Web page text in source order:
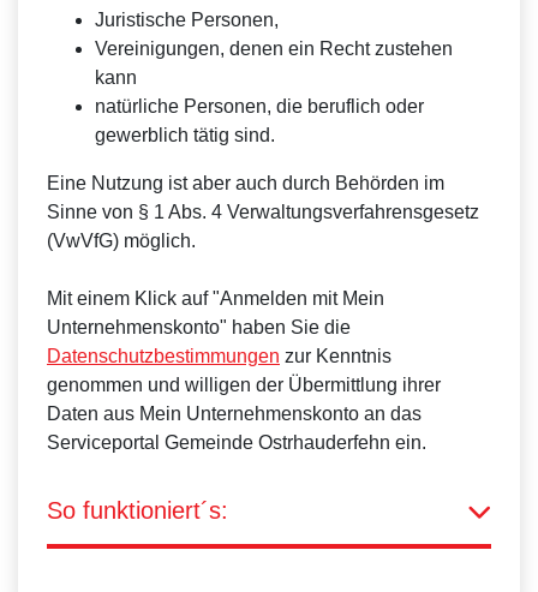
Juristische Personen,
Vereinigungen, denen ein Recht zustehen
kann
natürliche Personen, die beruflich oder
gewerblich tätig sind.
Eine Nutzung ist aber auch durch Behörden im
Sinne von § 1 Abs. 4 Verwaltungsverfahrensgesetz
(VwVfG) möglich.
Mit einem Klick auf "Anmelden mit Mein
Unternehmenskonto" haben Sie die
Datenschutzbestimmungen zur Kenntnis
genommen und willigen der Übermittlung ihrer
Daten aus Mein Unternehmenskonto an das
Serviceportal Gemeinde Ostrhauderfehn ein.
So funktioniert´s: